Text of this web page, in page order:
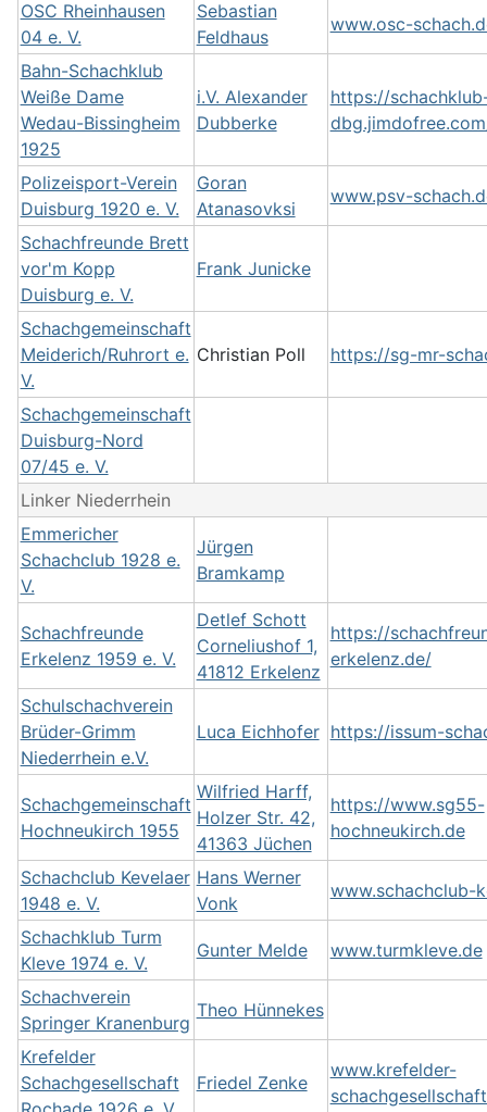
OSC Rheinhausen
04 e. V.
Sebastian
Feldhaus
www.osc-
Bahn-Schachklub
Weiße Dame
Wedau-Bissingheim
1925
i.V. Alexander
Dubberke
https://
Polizeisport-Verein
Duisburg 1920 e. V.
Goran
Atanasovksi
www.psv-
Schachfreunde Brett
vor'm Kopp
Duisburg e. V.
Frank Junicke
Schachgemeinschaft
Meiderich/Ruhrort e.
V.
Christian Poll https://sg-mr-
Schachgemeinschaft
Duisburg-Nord
07/45 e. V.
Linker Niederrhein
Emmericher
Schachclub 1928 e.
V.
Jürgen
Bramkamp
Schachfreunde
Erkelenz 1959 e. V.
Detlef Schott
Corneliushof 1,
41812 Erkelenz
https://
erkelenz.de/
Schulschachverein
Brüder-Grimm
Niederrhein e.V.
Luca Eichhofer https://issum-
Schachgemeinschaft
Hochneukirch 1955
Wilfried Harff,
Holzer Str. 42,
41363 Jüchen
https://www.sg55-
hochneukirch.de
Schachclub Kevelaer
1948 e. V.
Hans Werner
Vonk
www.schachclub-
Schachklub Turm
Kleve 1974 e. V.
Gunter Melde www.turmkleve.de
Schachverein
Springer Kranenburg
Theo Hünnekes
Krefelder
Schachgesellschaft
Friedel Zenke
www.krefelder-